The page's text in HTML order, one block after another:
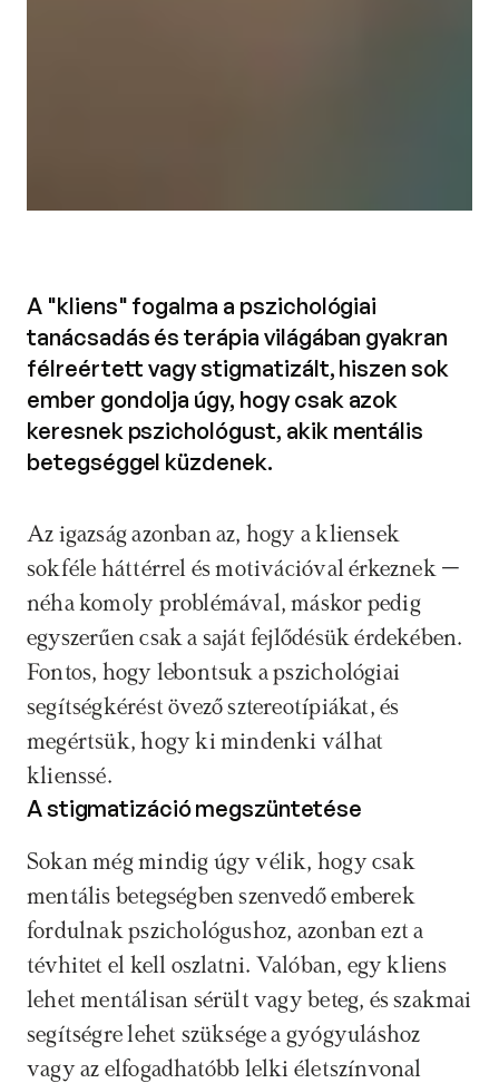
A "kliens" fogalma a pszichológiai
tanácsadás és terápia világában gyakran
félreértett vagy stigmatizált, hiszen sok
ember gondolja úgy, hogy csak azok
keresnek pszichológust, akik mentális
betegséggel küzdenek.
Az igazság azonban az, hogy a kliensek
sokféle háttérrel és motivációval érkeznek –
néha komoly problémával, máskor pedig
egyszerűen csak a saját fejlődésük érdekében.
Fontos, hogy lebontsuk a pszichológiai
segítségkérést övező sztereotípiákat, és
megértsük, hogy ki mindenki válhat
klienssé.
A stigmatizáció megszüntetése
Sokan még mindig úgy vélik, hogy csak
mentális betegségben szenvedő emberek
fordulnak pszichológushoz, azonban ezt a
tévhitet el kell oszlatni. Valóban, egy kliens
lehet mentálisan sérült vagy beteg, és szakmai
segítségre lehet szüksége a gyógyuláshoz
vagy az elfogadhatóbb lelki életszínvonal